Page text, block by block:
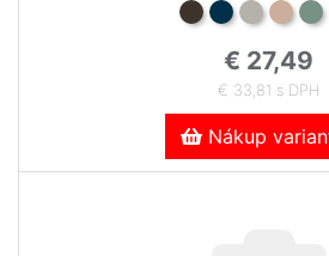
€ 27,49
€ 33,81 s DPH
Nákup